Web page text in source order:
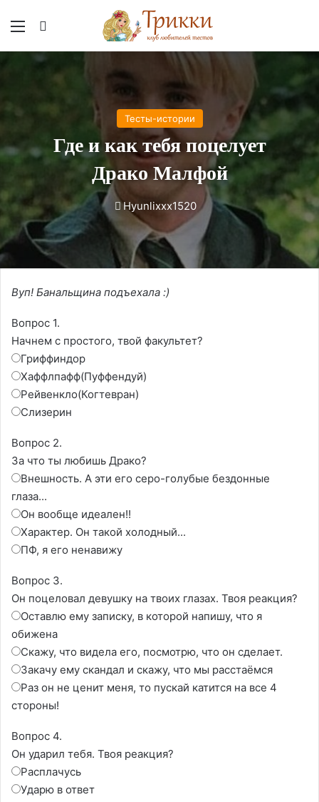
Меню
Тесты-истории
Где и как тебя поцелует
Драко Малфой
Hyunlixxx1520
Вуп! Банальщина подъехала :)
Вопрос 1.
Начнем с простого, твой факультет?
Гриффиндор
Хаффлпафф(Пуффендуй)
Рейвенкло(Когтевран)
Слизерин
Вопрос 2.
За что ты любишь Драко?
Внешность. А эти его серо-голубые бездонные
глаза...
Он вообще идеален!!
Характер. Он такой холодный...
ПФ, я его ненавижу
Вопрос 3.
Он поцеловал девушку на твоих глазах. Твоя реакция?
Оставлю ему записку, в которой напишу, что я
обижена
Скажу, что видела его, посмотрю, что он сделает.
Закачу ему скандал и скажу, что мы расстаёмся
Раз он не ценит меня, то пускай катится на все 4
стороны!
Вопрос 4.
Он ударил тебя. Твоя реакция?
Расплачусь
Ударю в ответ